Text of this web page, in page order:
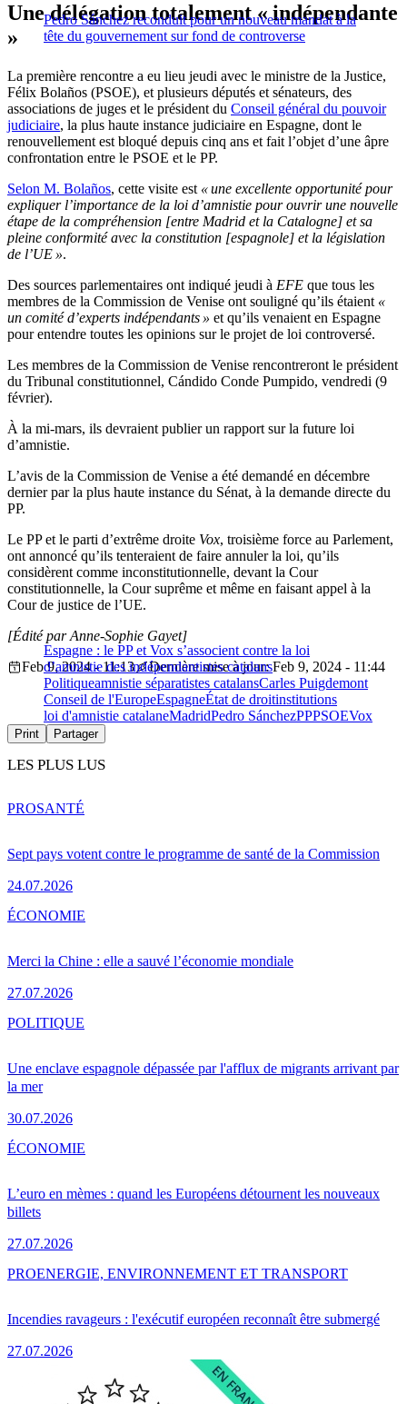
Pedro Sánchez reconduit pour un nouveau mandat à la
tête du gouvernement sur fond de controverse
Une délégation totalement « indépendante
»
La première rencontre a eu lieu jeudi avec le ministre de la Justice,
Félix Bolaños (PSOE), et plusieurs députés et sénateurs, des
associations de juges et le président du Conseil général du pouvoir
judiciaire, la plus haute instance judiciaire en Espagne, dont le
renouvellement est bloqué depuis cinq ans et fait l’objet d’une âpre
confrontation entre le PSOE et le PP.
Selon M. Bolaños, cette visite est « une excellente opportunité pour
expliquer l’importance de la loi d’amnistie pour ouvrir une nouvelle
étape de la compréhension [entre Madrid et la Catalogne] et sa
pleine conformité avec la constitution [espagnole] et la législation
de l’UE ».
Des sources parlementaires ont indiqué jeudi à EFE que tous les
membres de la Commission de Venise ont souligné qu’ils étaient «
un comité d’experts indépendants » et qu’ils venaient en Espagne
pour entendre toutes les opinions sur le projet de loi controversé.
Les membres de la Commission de Venise rencontreront le président
du Tribunal constitutionnel, Cándido Conde Pumpido, vendredi (9
février).
À la mi-mars, ils devraient publier un rapport sur la future loi
d’amnistie.
L’avis de la Commission de Venise a été demandé en décembre
dernier par la plus haute instance du Sénat, à la demande directe du
PP.
Le PP et le parti d’extrême droite Vox, troisième force au Parlement,
ont annoncé qu’ils tenteraient de faire annuler la loi, qu’ils
considèrent comme inconstitutionnelle, devant la Cour
constitutionnelle, la Cour suprême et même en faisant appel à la
Cour de justice de l’UE.
Espagne : le PP et Vox s’associent contre la loi
d’amnistie des indépendantistes catalans
[Édité par Anne-Sophie Gayet]
Feb 9, 2024 - 11:13
Dernière mise à jour: Feb 9, 2024 - 11:44
Politiqueamnistie séparatistes catalansCarles Puigdemont
Conseil de l'EuropeEspagneÉtat de droitinstitutions
loi d'amnistie catalaneMadridPedro SánchezPPPSOEVox
Print Partager
LES PLUS LUS
Sept pays votent contre le programme de santé de la Commission
24.07.2026
PROSANTÉ
Merci la Chine : elle a sauvé l’économie mondiale
27.07.2026
ÉCONOMIE
Une enclave espagnole dépassée par l'afflux de migrants arrivant par
la mer
30.07.2026
POLITIQUE
L’euro en mèmes : quand les Européens détournent les nouveaux
billets
27.07.2026
ÉCONOMIE
Incendies ravageurs : l'exécutif européen reconnaît être submergé
27.07.2026
PROENERGIE, ENVIRONNEMENT ET TRANSPORT